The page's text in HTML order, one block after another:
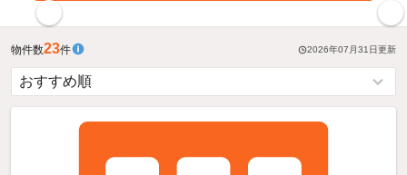
物件数23件 2026年07月31日更新